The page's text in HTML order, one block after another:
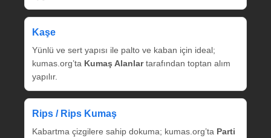
Kaşe
Yünlü ve sert yapısı ile palto ve kaban için ideal;
kumas.org’ta Kumaş Alanlartarafından toptan alım
yapılır.
Rips / Rips Kumaş
Kabartma çizgilere sahip dokuma; kumas.org’ta Parti